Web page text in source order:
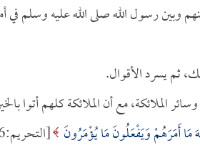
رسول الله صلى الله عليه وسلم في
ثم يسرد الأقوال.
الملائكة، مع أن الملائكة كلهم أتوا
مَا أَمَرَهُمْ وَيَفْعَلُونَ مَا يُؤْمَرُونَ [التحريم:6]، وقال: